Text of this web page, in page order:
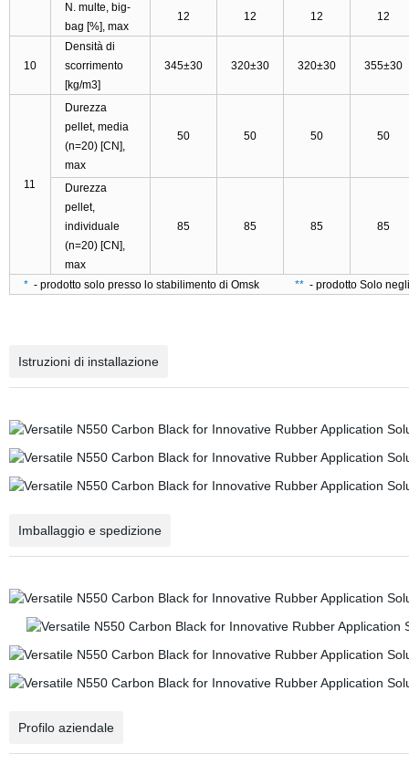
N. multe, big-
bag [%], max
12 12 12 12
10
Densità di
scorrimento
[kg/m3]
345±30 320±30 320±30 355±30
11
Durezza
pellet, media
(n=20) [CN],
max
50 50 50 50
Durezza
pellet,
individuale
(n=20) [CN],
max
85 85 85 85
* - prodotto solo presso lo stabilimento di Omsk ** - prodotto Solo
Istruzioni di installazione
Imballaggio e spedizione
Profilo aziendale